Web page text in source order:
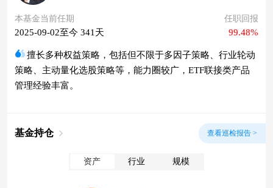
本基金当前任期
2025-09-02至今 341天
任职回报
99.48%
擅长多种权益策略，包括但不限于多因子策略、行业轮动
策略、主动量化选股策略等，能力圈较广，ETF联接类产品
管理经验丰富。
基金持仓 查看巡检报告 >
资产 行业 规模